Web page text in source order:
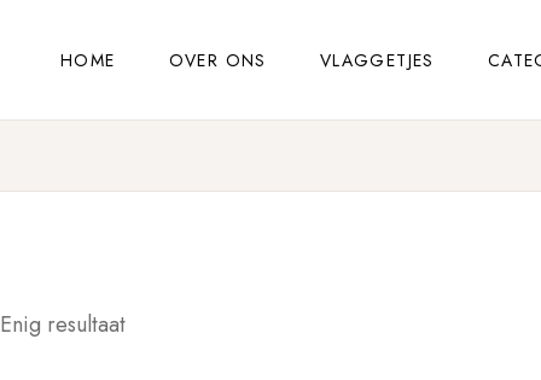
HOME OVER ONS VLAGGETJES
Enig resultaat